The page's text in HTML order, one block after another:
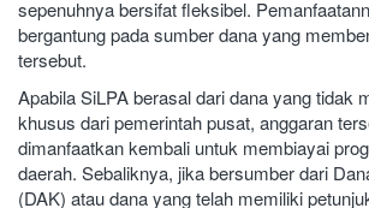
sepenuhnya bersifat fleksibel.
bergantung pada sumber dana yang
tersebut.
Apabila SiLPA berasal dari dana yang tidak
khusus dari pemerintah pusat, anggaran
dimanfaatkan kembali untuk membiayai
daerah. Sebaliknya, jika bersumber dari
(DAK) atau dana yang telah memiliki